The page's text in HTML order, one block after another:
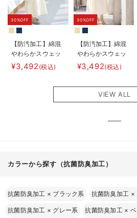
30%OFF
【防汚加工】綿混
やわらかスウェッ
ト半袖ティアード
ネグリジェ マタ
¥3,492 (税込)
30%OFF
【防汚加工】綿混
やわらかスウェッ
ト半袖フレアワン
ピース マタニテ
も長く使える】
¥3,492(税込)
VIEW ALL
カラーから探す（抗菌防臭加工）
抗菌防臭加工 × ブラック系 抗菌防臭加工 ×
抗菌防臭加工 × グレー系 抗菌防臭加工 ×